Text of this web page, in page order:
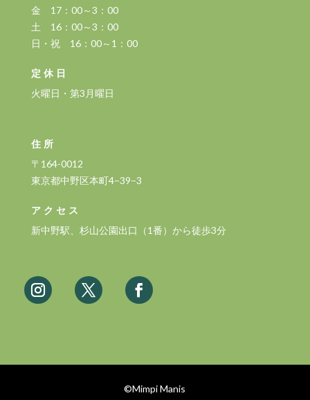
金 17：00～3：00
土 16：00～3：00
日・祝 16：00～1：00
定休日
火曜日・第3月曜日
住所
〒164-0012
東京都中野区本町4−39−3
アクセス
新中野駅、杉山公園出口（1番）から徒歩3分
©Mimpi Manis